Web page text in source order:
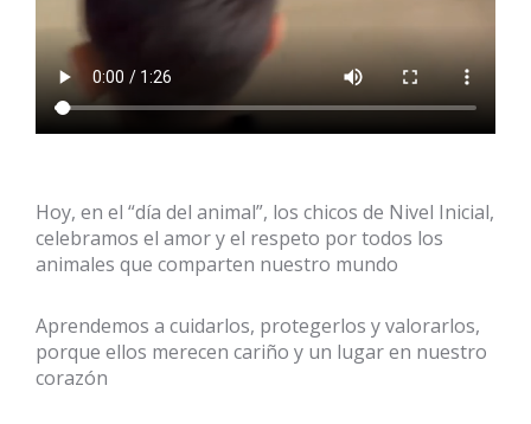
Hoy, en el “día del animal”, los chicos de Nivel Inicial,
celebramos el amor y el respeto por todos los
animales que comparten nuestro mundo
Aprendemos a cuidarlos, protegerlos y valorarlos,
porque ellos merecen cariño y un lugar en nuestro
corazón